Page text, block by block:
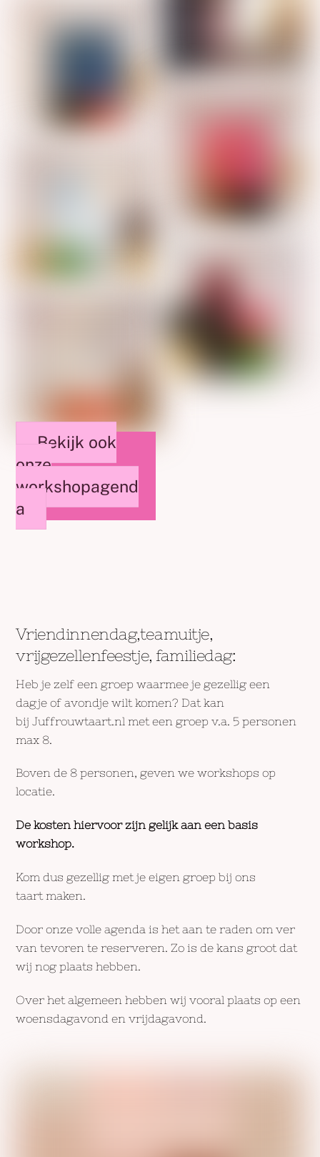
Bekijk ook
onze
workshopagend
a
Vriendinnendag,teamuitje,
vrijgezellenfeestje, familiedag:
Heb je zelf een groep waarmee je gezellig een
dagje of avondje wilt komen? Dat kan
bij Juffrouwtaart.nl met een groep v.a. 5 personen
max 8.
Boven de 8 personen, geven we workshops op
locatie.
De kosten hiervoor zijn gelijk aan een basis
workshop.
Kom dus gezellig met je eigen groep bij ons
taart maken.
Door onze volle agenda is het aan te raden om ver
van tevoren te reserveren. Zo is de kans groot dat
wij nog plaats hebben.
Over het algemeen hebben wij vooral plaats op een
woensdagavond en vrijdagavond.